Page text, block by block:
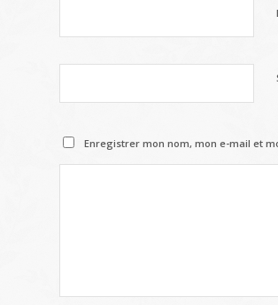
Enregistrer mon nom, mon e-mail et